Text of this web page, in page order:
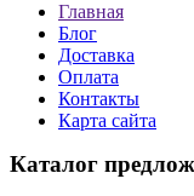
Главная
Блог
Доставка
Оплата
Контакты
Карта сайта
Каталог